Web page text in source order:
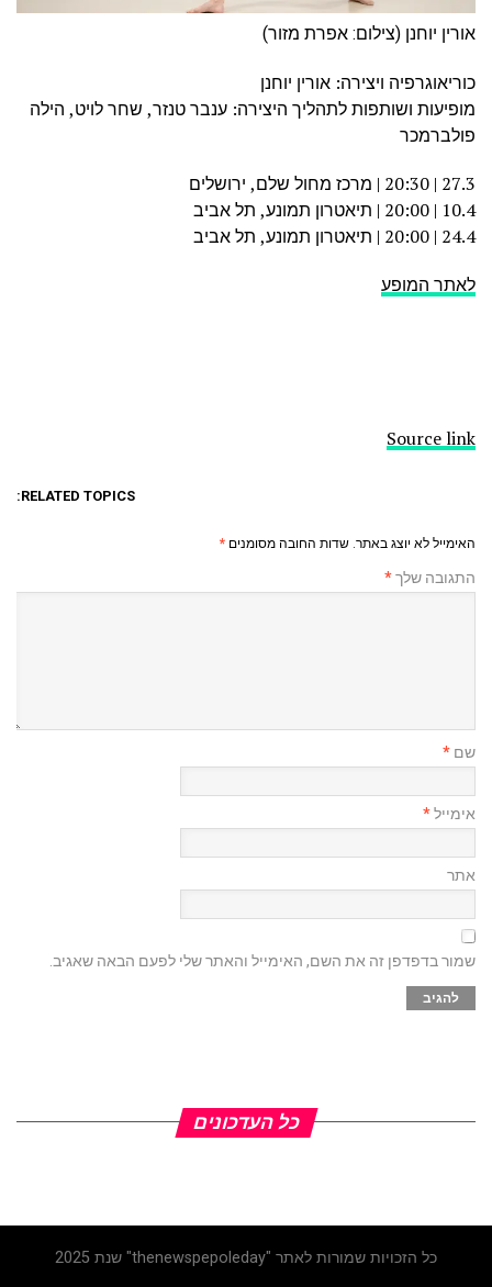
אורין יוחנן (צילום: אפרת מזור)
כוריאוגרפיה ויצירה: אורין יוחנן
מופיעות ושותפות לתהליך היצירה: ענבר טנזר, שחר לויט, הילה
פולברמכר
27.3 | 20:30 | מרכז מחול שלם, ירושלים
10.4 | 20:00 | תיאטרון תמונע, תל אביב
24.4 | 20:00 | תיאטרון תמונע, תל אביב
לאתר המופע
Source link
RELATED TOPICS:
האימייל לא יוצג באתר. שדות החובה מסומנים *
התגובה שלך*
שם *
אימייל*
אתר
שמור בדפדפן זה את השם, האימייל והאתר שלי לפעם הבאה שאגיב.
כל העדכונים
כל הזכויות שמורות לאתר "thenewspepoleday" שנת 2025